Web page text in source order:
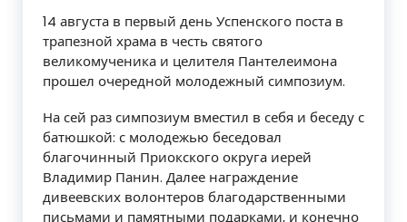
14 августа в первый день Успенского поста в
трапезной храма в честь святого
великомученика и целителя Пантелеимона
прошел очередной молодежный симпозиум.
На сей раз симпозиум вместил в себя и беседу с
батюшкой: с молодежью беседовал
благочинный Приокского округа иерей
Владимир Панин. Далее награждение
дивеевских волонтеров благодарственными
письмами и памятными подарками, и конечно